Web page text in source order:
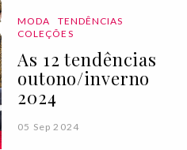
MODA
TENDÊNCIAS
COLEÇÕES
As 12 tendências
outono/inverno
2024
05 Sep 2024